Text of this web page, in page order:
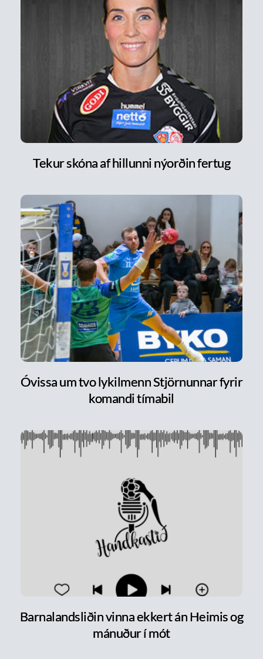
Tekur skóna af hillunni nýorðin fertug
Óvissa um tvo lykilmenn Stjörnunnar fyrir
komandi tímabil
Barnalandsliðin vinna ekkert án Heimis og
mánuður í mót